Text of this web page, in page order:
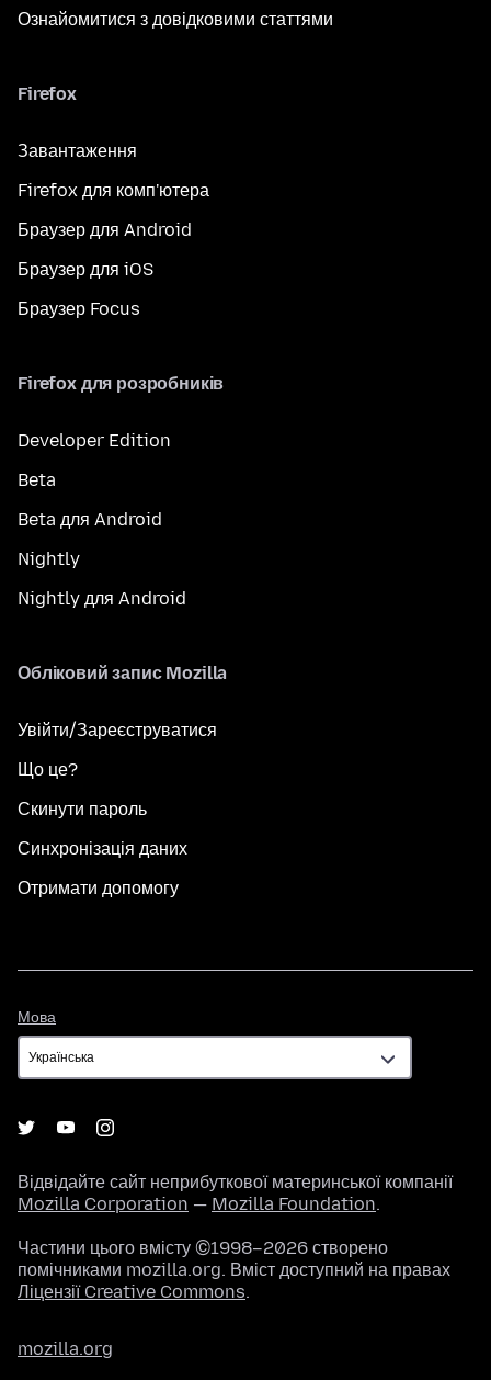
Ознайомитися з довідковими статтями
Firefox
Завантаження
Firefox для комп'ютера
Браузер для Android
Браузер для iOS
Браузер Focus
Firefox для розробників
Developer Edition
Beta
Beta для Android
Nightly
Nightly для Android
Обліковий запис Mozilla
Увійти/Зареєструватися
Що це?
Скинути пароль
Синхронізація даних
Отримати допомогу
Мова
Відвідайте сайт неприбуткової материнської компанії
Mozilla Corporation — Mozilla Foundation.
Частини цього вмісту ©1998–2026 створено
помічниками mozilla.org. Вміст доступний на правах
Ліцензії Creative Commons.
mozilla.org